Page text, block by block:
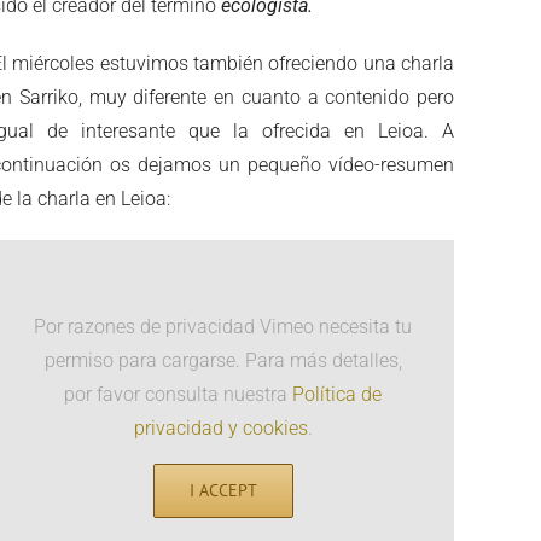
el creador del términoecologista.
miércoles estuvimos también ofreciendo una charla
Sarriko, muy diferente en cuanto a contenido pero
de interesante que la ofrecida en Leioa. A
os dejamos un pequeño vídeo-resumen
la charla en Leioa:
Por razones de privacidad Vimeo necesita tu
permiso para cargarse. Para más detalles,
por favor consulta nuestra Política de
privacidad y cookies.
I ACCEPT